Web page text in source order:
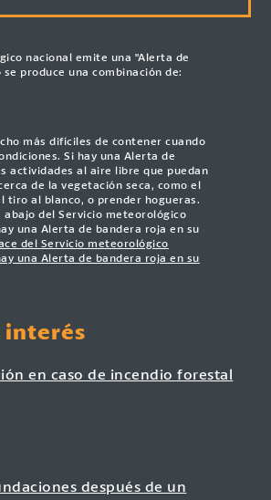
nacional emite una "Alerta de
produce una combinación de:
más difíciles de contener cuando
Si hay una Alerta de
actividades al aire libre que puedan
de la vegetación seca, como el
tiro al blanco, o prender hogueras.
abajo del Servicio meteorológico
una Alerta de bandera roja en su
del Servicio meteorológico
una Alerta de bandera roja en su
interés
en caso de incendio forestal
después de un